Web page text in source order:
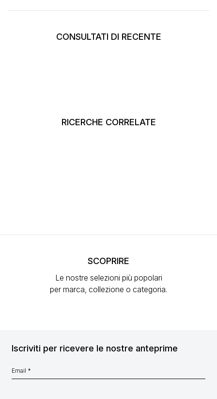
CONSULTATI DI RECENTE
RICERCHE CORRELATE
SCOPRIRE
Le nostre selezioni più popolari
per marca, collezione o categoria.
Iscriviti per ricevere le nostre anteprime